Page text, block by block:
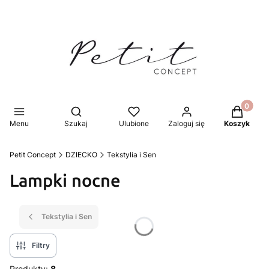
Menu
Otwórz wyszukiwarkę
Szukaj Ulubione Zaloguj się Koszyk
Petit Concept DZIECKO Tekstylia i Sen
Lampki nocne
Tekstylia i Sen
Filtry